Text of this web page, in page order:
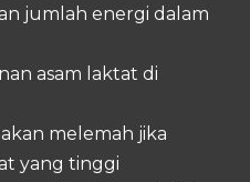
jumlah energi dalam
asam laktat di
melemah jika
yang tinggi